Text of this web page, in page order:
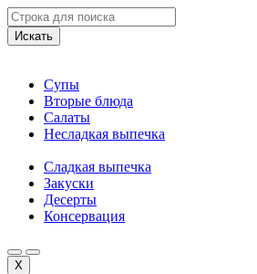
Искать
Супы
Вторые блюда
Салаты
Несладкая выпечка
Сладкая выпечка
Закуски
Десерты
Консервация
X